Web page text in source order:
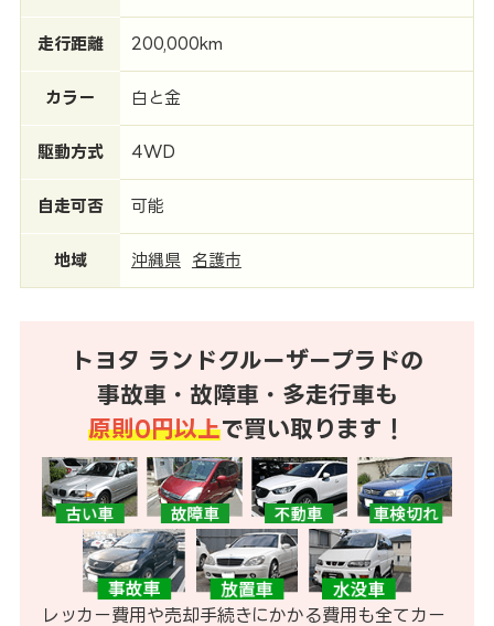
走行距離 200,000km
カラー 白と金
駆動方式 4WD
自走可否 可能
地域 沖縄県 名護市
トヨタ ランドクルーザープラドの
事故車・故障車・多走行車も
原則0円以上で買い取ります！
レッカー費用や売却手続きにかかる費用も全てカー